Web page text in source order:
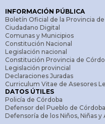
INFORMACIÓN PÚBLICA
Boletín Oficial de la Provincia
Ciudadano Digital
Comunas y Municipios
Constitución Nacional
Legislación nacional
Constitución Provincia de
Legislación provincial
Declaraciones Juradas
Curriculum Vitae de Asesores
DATOS ÚTILES
Policía de Córdoba
Defensor del Pueblo de Córdoba
Defensoría de los Niños, Niñas